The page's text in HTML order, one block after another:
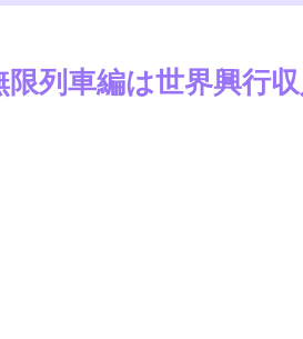
限列車編は世界興行